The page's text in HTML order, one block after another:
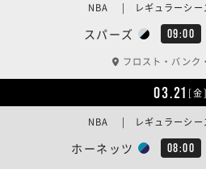
スパーズ 09:00
NBA | レギュラーシー
フロスト・バンク
03.21 [金]
ホーネッツ 08:00
NBA | レギュラーシー